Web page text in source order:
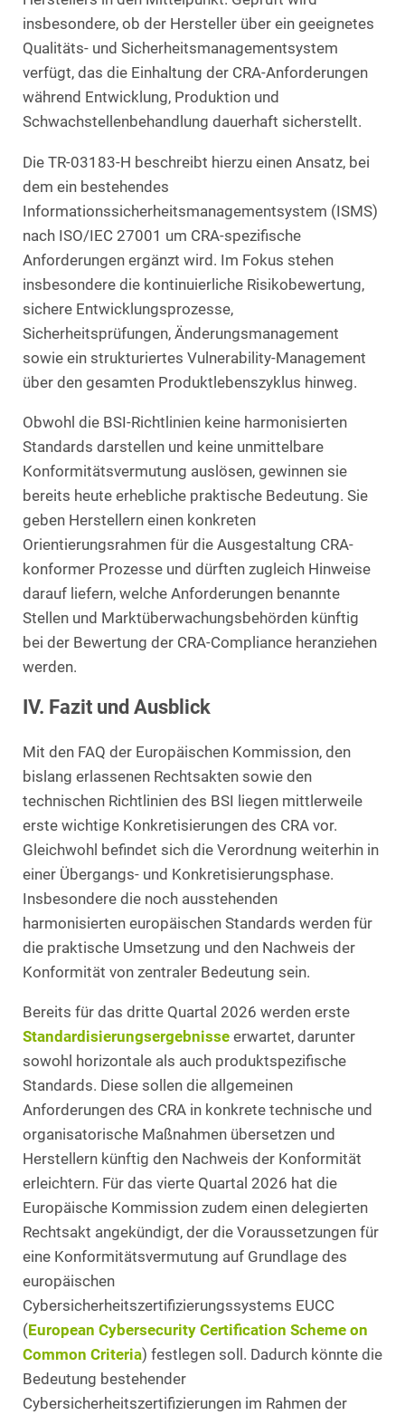
insbesondere, ob der Hersteller über ein geeignetes
Qualitäts- und Sicherheitsmanagementsystem
verfügt, das die Einhaltung der CRA-Anforderungen
während Entwicklung, Produktion und
Schwachstellenbehandlung dauerhaft sicherstellt.
Die TR-03183-H beschreibt hierzu einen Ansatz, bei
dem ein bestehendes
Informationssicherheitsmanagementsystem (ISMS)
nach ISO/IEC 27001 um CRA-spezifische
Anforderungen ergänzt wird. Im Fokus stehen
insbesondere die kontinuierliche Risikobewertung,
sichere Entwicklungsprozesse,
Sicherheitsprüfungen, Änderungsmanagement
sowie ein strukturiertes Vulnerability-Management
über den gesamten Produktlebenszyklus hinweg.
Obwohl die BSI-Richtlinien keine harmonisierten
Standards darstellen und keine unmittelbare
Konformitätsvermutung auslösen, gewinnen sie
bereits heute erhebliche praktische Bedeutung. Sie
geben Herstellern einen konkreten
Orientierungsrahmen für die Ausgestaltung CRA-
konformer Prozesse und dürften zugleich Hinweise
darauf liefern, welche Anforderungen benannte
Stellen und Marktüberwachungsbehörden künftig
bei der Bewertung der CRA-Compliance heranziehen
werden.
IV. Fazit und Ausblick
Mit den FAQ der Europäischen Kommission, den
bislang erlassenen Rechtsakten sowie den
technischen Richtlinien des BSI liegen mittlerweile
erste wichtige Konkretisierungen des CRA vor.
Gleichwohl befindet sich die Verordnung weiterhin in
einer Übergangs- und Konkretisierungsphase.
Insbesondere die noch ausstehenden
harmonisierten europäischen Standards werden für
die praktische Umsetzung und den Nachweis der
Konformität von zentraler Bedeutung sein.
Bereits für das dritte Quartal 2026 werden erste
Standardisierungsergebnisse erwartet, darunter
sowohl horizontale als auch produktspezifische
Standards. Diese sollen die allgemeinen
Anforderungen des CRA in konkrete technische und
organisatorische Maßnahmen übersetzen und
Herstellern künftig den Nachweis der Konformität
erleichtern. Für das vierte Quartal 2026 hat die
Europäische Kommission zudem einen delegierten
Rechtsakt angekündigt, der die Voraussetzungen für
eine Konformitätsvermutung auf Grundlage des
europäischen
Cybersicherheitszertifizierungssystems EUCC
( European Cybersecurity Certification Scheme on
Common Criteria) festlegen soll. Dadurch könnte die
Bedeutung bestehender
Cybersicherheitszertifizierungen im Rahmen der